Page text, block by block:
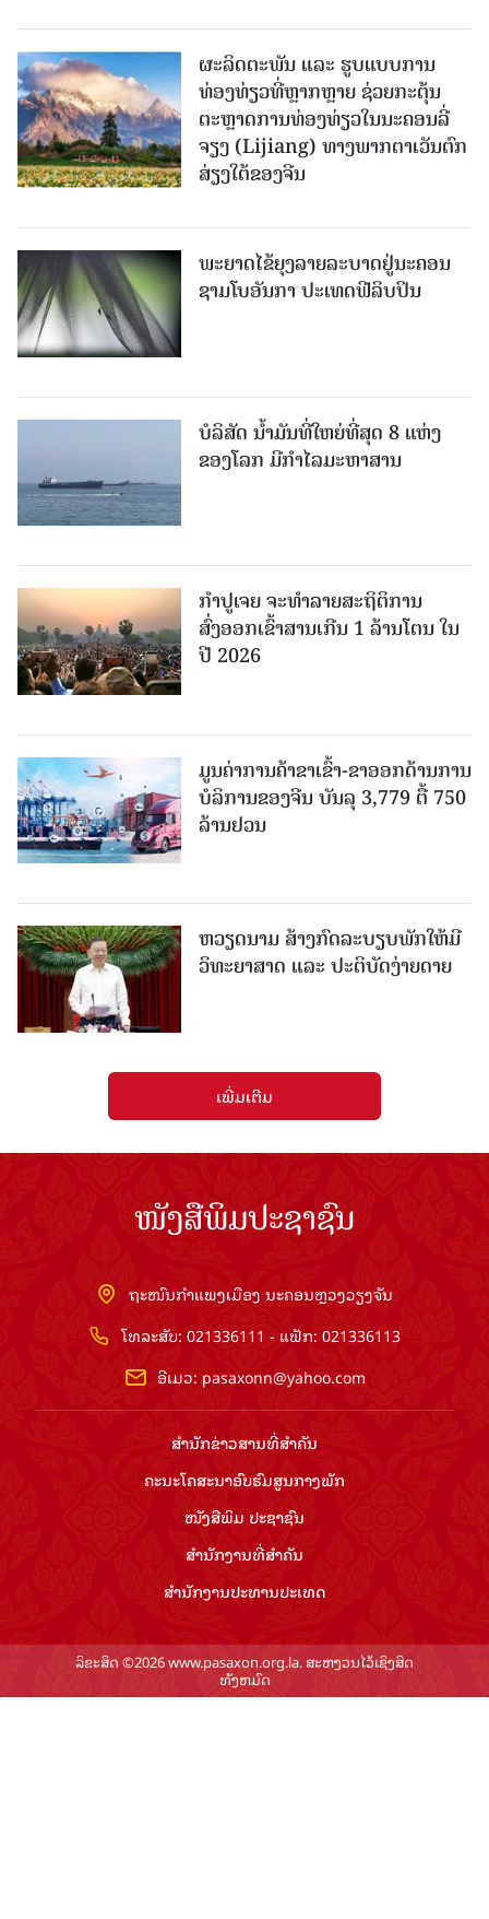
ຜະລິດຕະພັນ ແລະ ຮູບແບບການ
ທ່ອງທ່ຽວທີ່ຫຼາກຫຼາຍ ຊ່ວຍກະຕຸ້ນ
ຕະຫຼາດການທ່ອງທ່ຽວໃນນະຄອນລີ່
ຈຽງ (Lijiang) ທາງພາກຕາເວັນຕົກ
ສ່ຽງໃຕ້ຂອງຈີນ
ພະຍາດໄຂ້ຍຸງລາຍລະບາດຢູ່ນະຄອນ
ຊາມໂບ​ອັນກາ ປະເທດຟີລິບປິນ
ບໍລິສັດ ນ້ຳມັນທີ່ໃຫຍ່ທີ່ສຸດ 8 ແຫ່ງ
ຂອງໂລກ ມີກຳໄລມະຫາສານ
ກຳປູເຈຍ ຈະທຳລາຍສະຖິຕິການ
ສົ່ງອອກເຂົ້າສານເກີນ 1 ລ້ານໂຕນ ໃນ
ປີ 2026
ມູນຄ່າການຄ້າຂາເຂົ້າ-ຂາອອກດ້ານການ
ບໍລິການຂອງຈີນ ບັນລຸ 3,779 ຕື້ 750
ລ້ານຢວນ
ຫວຽດນາມ ສ້າງກົດລະບຽບພັກໃຫ້ມີ
ວິທະຍາສາດ ແລະ ປະຕິບັດງ່າຍດາຍ
ເພີ່ມເຕີມ
ໜັງສືພິມປະຊາຊົນ
ຖະໜົນກຳແພງເມືອງ ນະຄອນຫຼວງວຽງຈັນ
ໂທລະສັບ: 021336111 - ແຟັກ: 021336113
ອີເມວ: pasaxonn@yahoo.com
ສຳ​ນັກ​ຂ່າວ​ສານ​ທີ່​ສຳ​ຄັນ​
ຄະນະໂຄສະນາອົບຮົມ​ສູນ​ກາງ​ພັກ
ໜັງສືພິມ ປະ​ຊາ​ຊົນ
ສຳ​ນັກ​ງານ​ທີ່​ສຳ​ຄັນ
ສຳ​ນັກ​ງານ​ປະ​ທານ​ປະ​ເທດ
ລິຂະສິດ ©2026 www.pasaxon.org.la. ສະຫງວນໄວ້ເຊິງສິດ
ທັງຫມົດ